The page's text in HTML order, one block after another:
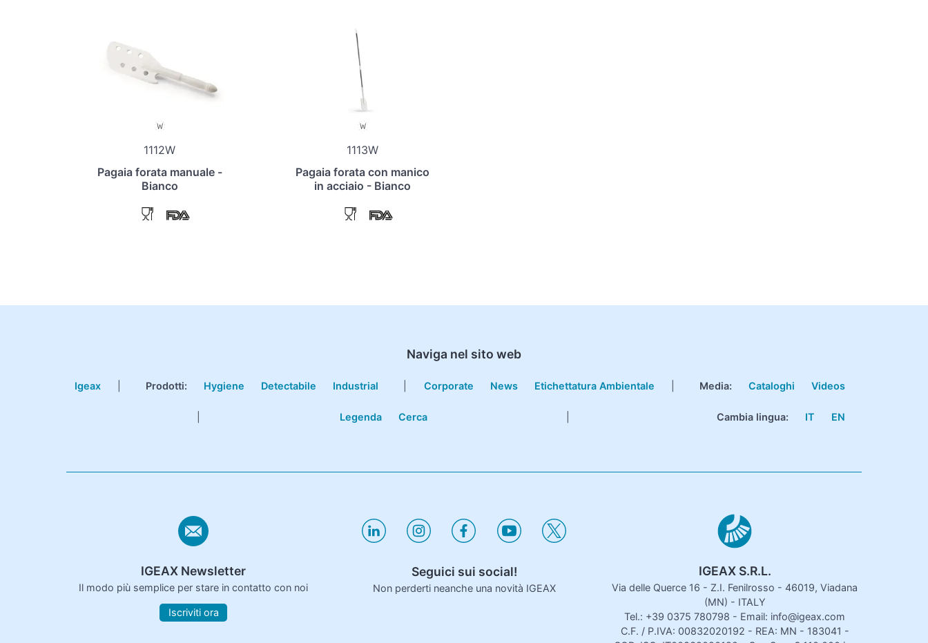
1112W
Pagaia forata manuale -
Bianco
1113W
Pagaia forata con manico
in acciaio - Bianco
Naviga nel sito web
Igeax Prodotti: Hygiene Detectabile Industrial Corporate News Etichettatura Ambientale Media: Cataloghi Videos
Legenda Cerca Cambia lingua: IT EN
IGEAX Newsletter
Il modo più semplice per stare in contatto con noi
Iscriviti ora
Seguici sui social!
Non perderti neanche una novità IGEAX
IGEAX S.R.L.
Via delle Querce 16 - Z.I. Fenilrosso - 46019, Viadana
(MN) - ITALY
Tel.: +39 0375 780798 - Email: info@igeax.com
C.F. / P.IVA: 00832020192 - REA: MN - 183041 -